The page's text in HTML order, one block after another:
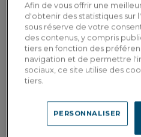
Fauteuil design bois teinte
Afin de vous offrir une
d'obtenir des statistiques sur
sous réserve de votre
des contenus, y compris
tiers en fonction des
navigation et de permettre
sociaux, ce site utilise des
tiers.
PERSONNALISER